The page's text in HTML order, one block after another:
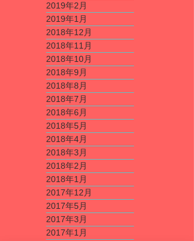
2019年2月
2019年1月
2018年12月
2018年11月
2018年10月
2018年9月
2018年8月
2018年7月
2018年6月
2018年5月
2018年4月
2018年3月
2018年2月
2018年1月
2017年12月
2017年5月
2017年3月
2017年1月